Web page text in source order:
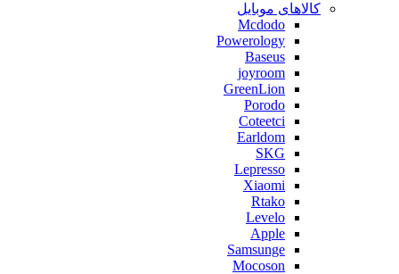
کالاهای موبایل
Mcdodo
Powerology
Baseus
joyroom
GreenLion
Porodo
Coteetci
Earldom
SKG
Lepresso
Xiaomi
Rtako
Levelo
Apple
Samsunge
Mocoson